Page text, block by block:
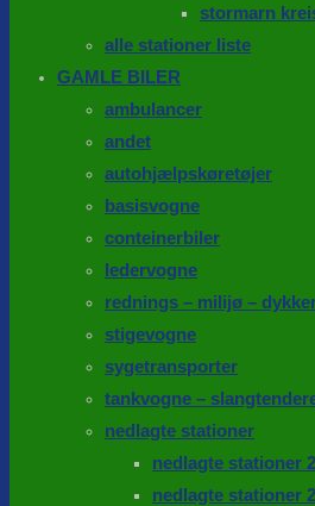
stormarn
alle stationer liste
GAMLE BILER
ambulancer
andet
autohjælpskøretøjer
basisvogne
conteinerbiler
ledervogne
rednings – milijø –
stigevogne
sygetransporter
tankvogne –
nedlagte stationer
nedlagte stationer
nedlagte stationer